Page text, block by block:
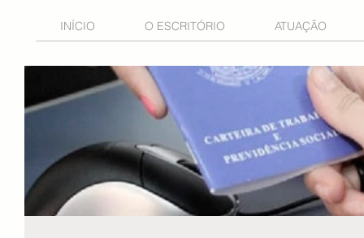
INÍCIO O ESCRITÓRIO ATUAÇÃO